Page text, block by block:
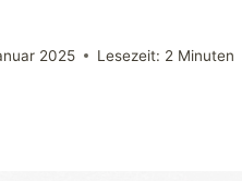
2025 Lesezeit: 2 Minuten